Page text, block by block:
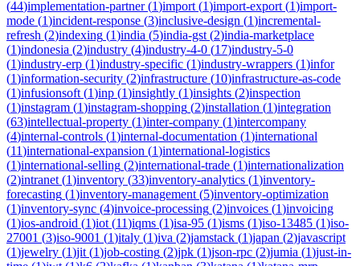
(44)implementation-partner(1)import (1)import-export (1)import-
mode (1)incident-response (3)inclusive-design (1)incremental-
refresh (2)indexing (1)india (5)india-gst (2)india-marketplace
(1)indonesia (2)industry (4)industry-4-0 (17)industry-5-0
(1)industry-erp (1)industry-specific (1)industry-wrappers (1)infor
(1)information-security (2)infrastructure (10)infrastructure-as-code
(1)infusionsoft (1)inp (1)insightly (1)insights (2)inspection
(1)instagram (1)instagram-shopping (2)installation (1)integration
(63)intellectual-property (1)inter-company (1)intercompany
(4)internal-controls (1)internal-documentation (1)international
(11)international-expansion (1)international-logistics
(1)international-selling (2)international-trade (1)internationalization
(2)intranet (1)inventory (33)inventory-analytics (1)inventory-
forecasting (1)inventory-management (5)inventory-optimization
(1)inventory-sync (4)invoice-processing (2)invoices (1)invoicing
(1)ios-android (1)iot (11)iqms (1)isa-95 (1)isms (1)iso-13485 (1)iso-
27001 (3)iso-9001 (1)italy (1)iva (2)jamstack (1)japan (2)javascript
(1)jewelry (1)jit (1)job-costing (2)jpk (1)json-rpc (2)jumia (1)just-in-